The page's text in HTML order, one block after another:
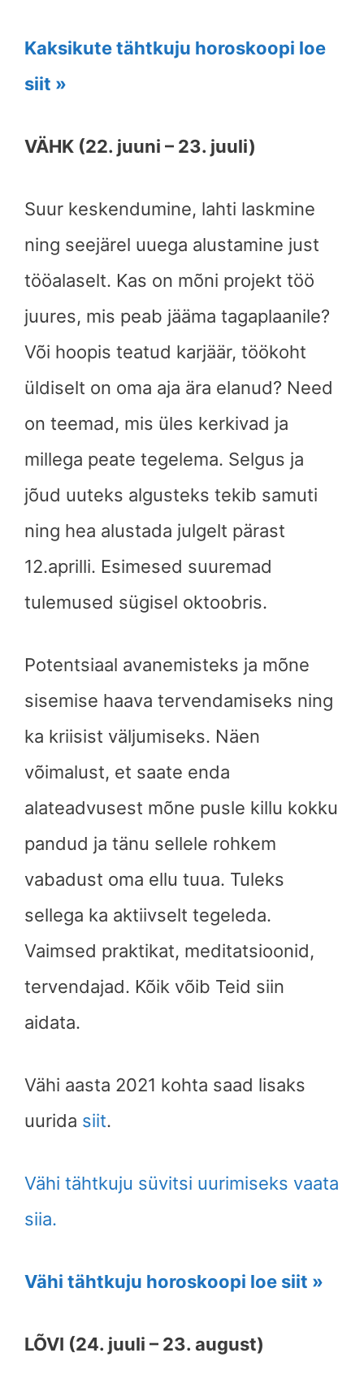
Kaksikute tähtkuju horoskoopi loe
siit »
VÄHK (22. juuni – 23. juuli)
Suur keskendumine, lahti laskmine
ning seejärel uuega alustamine just
tööalaselt. Kas on mõni projekt töö
juures, mis peab jääma tagaplaanile?
Või hoopis teatud karjäär, töökoht
üldiselt on oma aja ära elanud? Need
on teemad, mis üles kerkivad ja
millega peate tegelema. Selgus ja
jõud uuteks algusteks tekib samuti
ning hea alustada julgelt pärast
12.aprilli. Esimesed suuremad
tulemused sügisel oktoobris.
Potentsiaal avanemisteks ja mõne
sisemise haava tervendamiseks ning
ka kriisist väljumiseks. Näen
võimalust, et saate enda
alateadvusest mõne pusle killu kokku
pandud ja tänu sellele rohkem
vabadust oma ellu tuua. Tuleks
sellega ka aktiivselt tegeleda.
Vaimsed praktikat, meditatsioonid,
tervendajad. Kõik võib Teid siin
aidata.
Vähi aasta 2021 kohta saad lisaks
uurida siit.
Vähi tähtkuju süvitsi uurimiseks vaata
siia.
Vähi tähtkuju horoskoopi loe siit »
LÕVI (24. juuli – 23. august)